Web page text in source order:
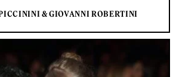
& GIOVANNI ROBERTINI